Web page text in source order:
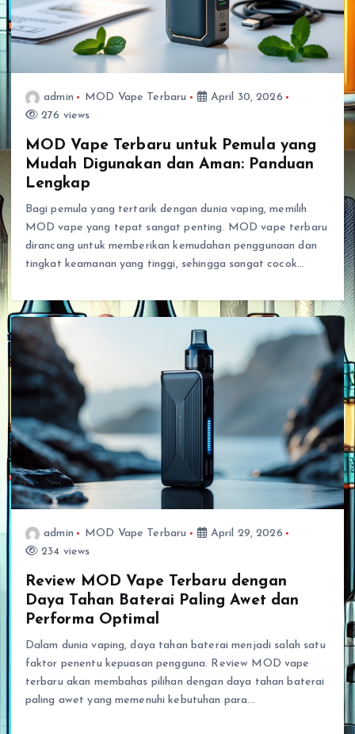
admin MOD Vape Terbaru
April 30, 2026
276 views
MOD Vape Terbaru untuk Pemula yang
Mudah Digunakan dan Aman: Panduan
Lengkap
Bagi pemula yang tertarik dengan dunia vaping, memilih
MOD vape yang tepat sangat penting. MOD vape terbaru
dirancang untuk memberikan kemudahan penggunaan dan
tingkat keamanan yang tinggi, sehingga sangat cocok…
admin MOD Vape Terbaru
April 29, 2026
234 views
Review MOD Vape Terbaru dengan
Daya Tahan Baterai Paling Awet dan
Performa Optimal
Dalam dunia vaping, daya tahan baterai menjadi salah satu
faktor penentu kepuasan pengguna. Review MOD vape
terbaru akan membahas pilihan dengan daya tahan baterai
paling awet yang memenuhi kebutuhan para…